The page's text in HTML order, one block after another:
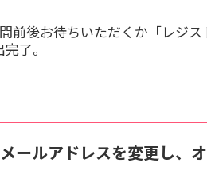
前後お待ちいただくか「レジ
了。
ールアドレスを変更し、